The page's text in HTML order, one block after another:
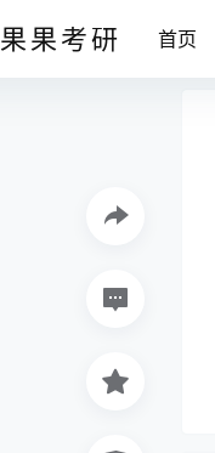
果果考研 首页